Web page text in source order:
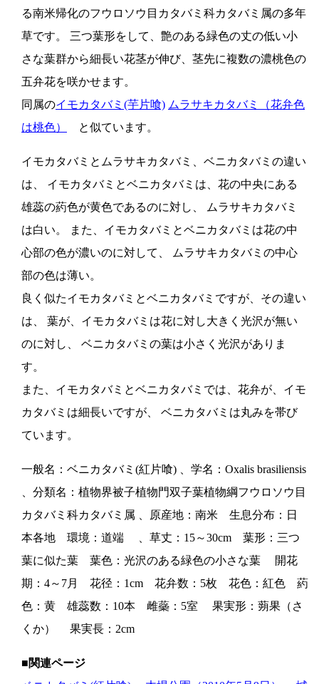
る南米帰化のフウロソウ目カタバミ科カタバミ属の多年
草です。 三つ葉形をして、艶のある緑色の丈の低い小
さな葉群から細長い花茎が伸び、茎先に複数の濃桃色の
五弁花を咲かせます。
同属のイモカタバミ(芋片喰) ムラサキカタバミ（花弁色
は桃色）
と似ています。
イモカタバミとムラサキカタバミ、ベニカタバミの違い
は、 イモカタバミとベニカタバミは、花の中央にある
雄蕊の葯色が黄色であるのに対し、 ムラサキカタバミ
は白い。 また、イモカタバミとベニカタバミは花の中
心部の色が濃いのに対して、 ムラサキカタバミの中心
部の色は薄い。
良く似たイモカタバミとベニカタバミですが、その違い
は、 葉が、イモカタバミは花に対し大きく光沢が無い
のに対し、 ベニカタバミの葉は小さく光沢がありま
す。
また、イモカタバミとベニカタバミでは、花弁が、イモ
カタバミは細長いですが、 ベニカタバミは丸みを帯び
ています。
一般名：ベニカタバミ(紅片喰) 、学名：Oxalis brasiliensis
、分類名：植物界被子植物門双子葉植物綱フウロソウ目
カタバミ科カタバミ属 、原産地：南米 生息分布：日
本各地 環境：道端 、草丈：15～30cm 葉形：三つ
葉に似た葉 葉色：光沢のある緑色の小さな葉 開花
期：4～7月 花径：1cm 花弁数：5枚 花色：紅色 葯
色：黄 雄蕊数：10本 雌蘂：5室 果実形：蒴果（さ
くか） 果実長：2cm
■関連ページ